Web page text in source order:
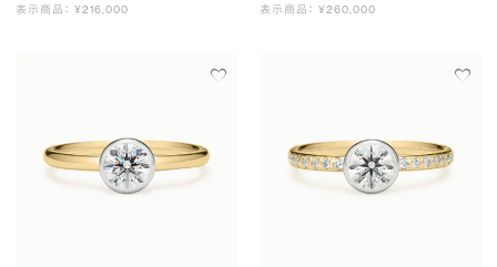
表示商品： ¥216,000 表示商品： ¥260,000